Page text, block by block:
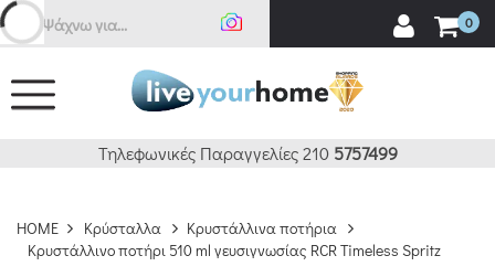
Ανα 0
Τηλεφωνικές Παραγγελίες 210 5757499
HOME Κρύσταλλα
Κρυστάλλινα ποτήρια
Κρυστάλλινο ποτήρι 510 ml γευσιγνωσίας RCR Timeless Spritz